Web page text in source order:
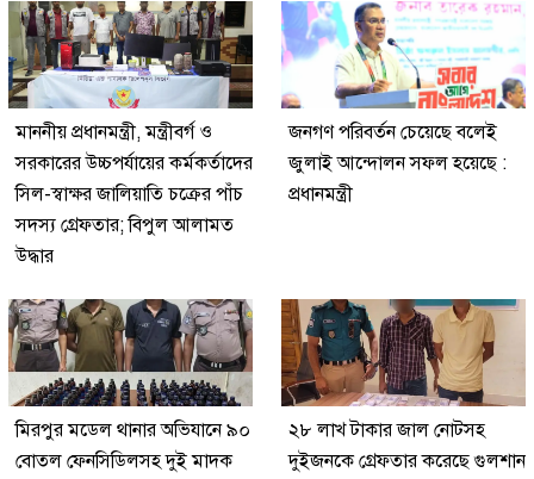
মাননীয় প্রধানমন্ত্রী, মন্ত্রীবর্গ ও
সরকারের উচ্চপর্যায়ের কর্মকর্তাদের
সিল-স্বাক্ষর জালিয়াতি চক্রের পাঁচ
সদস্য গ্রেফতার; বিপুল আলামত
উদ্ধার
জনগণ পরিবর্তন চেয়েছে বলেই
জুলাই আন্দোলন সফল হয়েছে :
প্রধানমন্ত্রী
মিরপুর মডেল থানার অভিযানে ৯০
বোতল ফেনসিডিলসহ দুই মাদক
২৮ লাখ টাকার জাল নোটসহ
দুইজনকে গ্রেফতার করেছে গুলশান